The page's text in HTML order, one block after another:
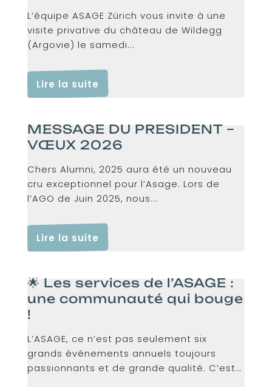
L’équipe ASAGE Zürich vous invite à une
visite privative du château de Wildegg
(Argovie) le samedi...
Lire la suite
MESSAGE DU PRESIDENT –
VŒUX 2026
Chers Alumni, 2025 aura été un nouveau
cru exceptionnel pour l’Asage. Lors de
l’AGO de Juin 2025, nous...
Lire la suite
🌟 Les services de l’ASAGE :
une communauté qui bouge
!
L’ASAGE, ce n’est pas seulement six
grands événements annuels toujours
passionnants et de grande qualité. C’est